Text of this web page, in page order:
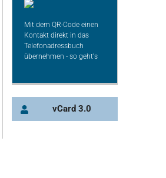
Mit dem QR-Code einen
Kontakt direkt in das
Telefonadressbuch
übernehmen - so geht's
vCard 3.0